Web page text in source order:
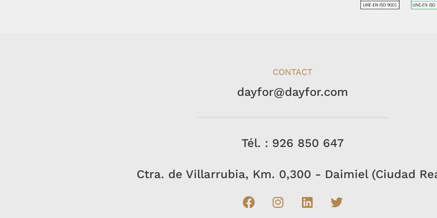
CONTACT
dayfor@dayfor.com
Tél. : 926 850 647
Ctra. de Villarrubia, Km. 0,300 - Daimiel (Ciudad